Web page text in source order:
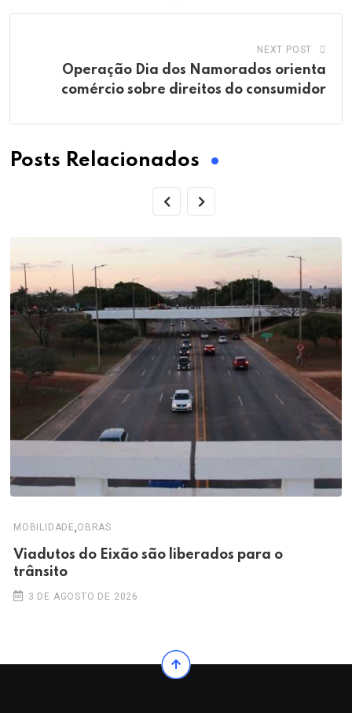
NEXT POST
Operação Dia dos Namorados orienta
comércio sobre direitos do consumidor
Posts Relacionados
MOBILIDADE,OBRAS
Viadutos do Eixão são liberados para o
trânsito
3 DE AGOSTO DE 2026